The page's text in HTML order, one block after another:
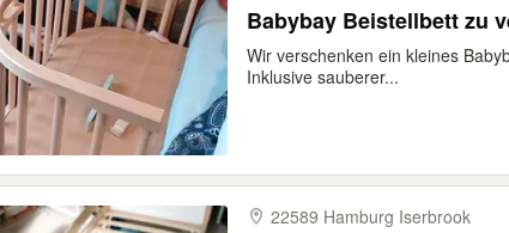
Babybay Beistellbett zu
Wir verschenken ein kleines
Inklusive sauberer...
22589 Hamburg Iserbrook